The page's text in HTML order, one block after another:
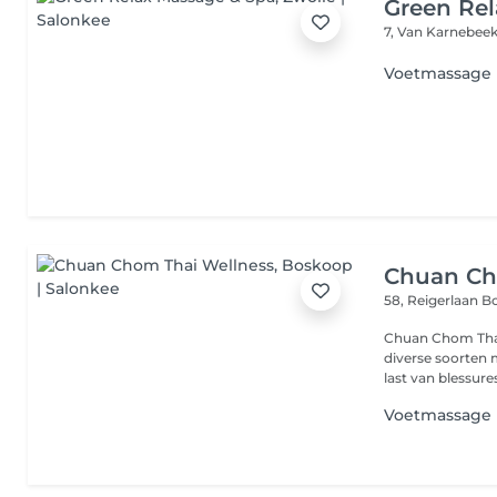
Green
7, Van
Voetmassage
Chuan
58, Reigerlaan
Chuan Chom
diverse soorten
last van
Voetmassage